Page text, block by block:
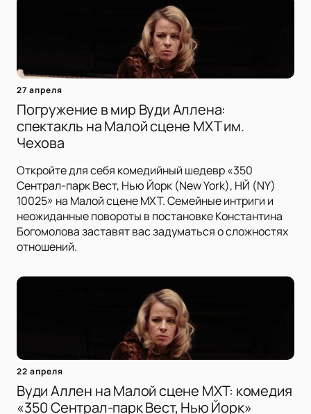
27 апреля
Погружение в мир Вуди Аллена:
спектакль на Малой сцене МХТ им.
Чехова
Откройте для себя комедийный шедевр «350
Сентрал-парк Вест, Нью Йорк (New York), НЙ (NY)
10025» на Малой сцене МХТ. Семейные интриги и
неожиданные повороты в постановке Константина
Богомолова заставят вас задуматься о сложностях
отношений.
22 апреля
Вуди Аллен на Малой сцене МХТ: комедия
«350 Сентрал-парк Вест, Нью Йорк»